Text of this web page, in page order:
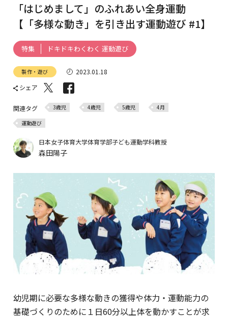
「はじめまして」のふれあい全身運動
【「多様な動き」を引き出す運動遊び #1】
特集 ドキドキわくわく 運動遊び
製作・遊び
2023.01.18
シェア
関連タグ 3歳児 4歳児 5歳児 4月
運動遊び
日本女子体育大学体育学部子ども運動学科教授
森田陽子
幼児期に必要な多様な動きの獲得や体力・運動能力の
基礎づくりのために１日60分以上体を動かすことが求